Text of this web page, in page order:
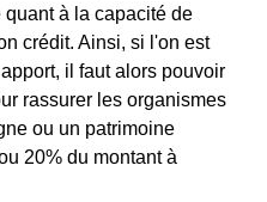
à la capacité de
crédit. Ainsi, si l'on est
il faut alors pouvoir
rassurer les organismes
ou un patrimoine
20% du montant à